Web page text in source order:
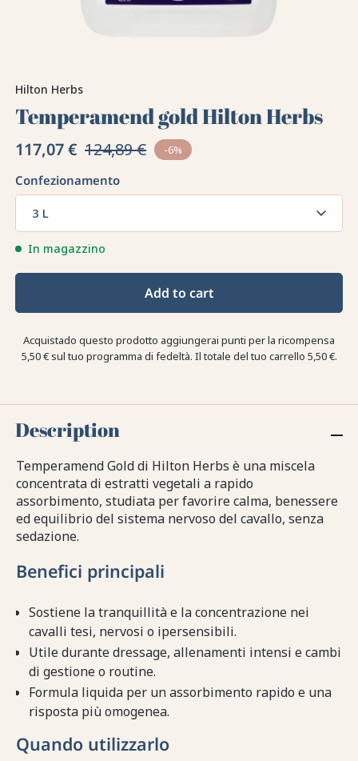
Hilton Herbs
Temperamend gold Hilton Herbs
117,07 € 124,89 € -6%
Confezionamento
3 L
In magazzino
Add to cart
Acquistado questo prodotto aggiungerai punti per la ricompensa
5,50 €sul tuo programma di fedeltà. Il totale del tuo carrello 5,50 €.
Description
Temperamend Gold di Hilton Herbs è una miscela
concentrata di estratti vegetali a rapido
assorbimento, studiata per favorire calma, benessere
ed equilibrio del sistema nervoso del cavallo, senza
sedazione.
Benefici principali
Sostiene la tranquillità e la concentrazione nei
cavalli tesi, nervosi o ipersensibili.
Utile durante dressage, allenamenti intensi e cambi
di gestione o routine.
Formula liquida per un assorbimento rapido e una
risposta più omogenea.
Quando utilizzarlo